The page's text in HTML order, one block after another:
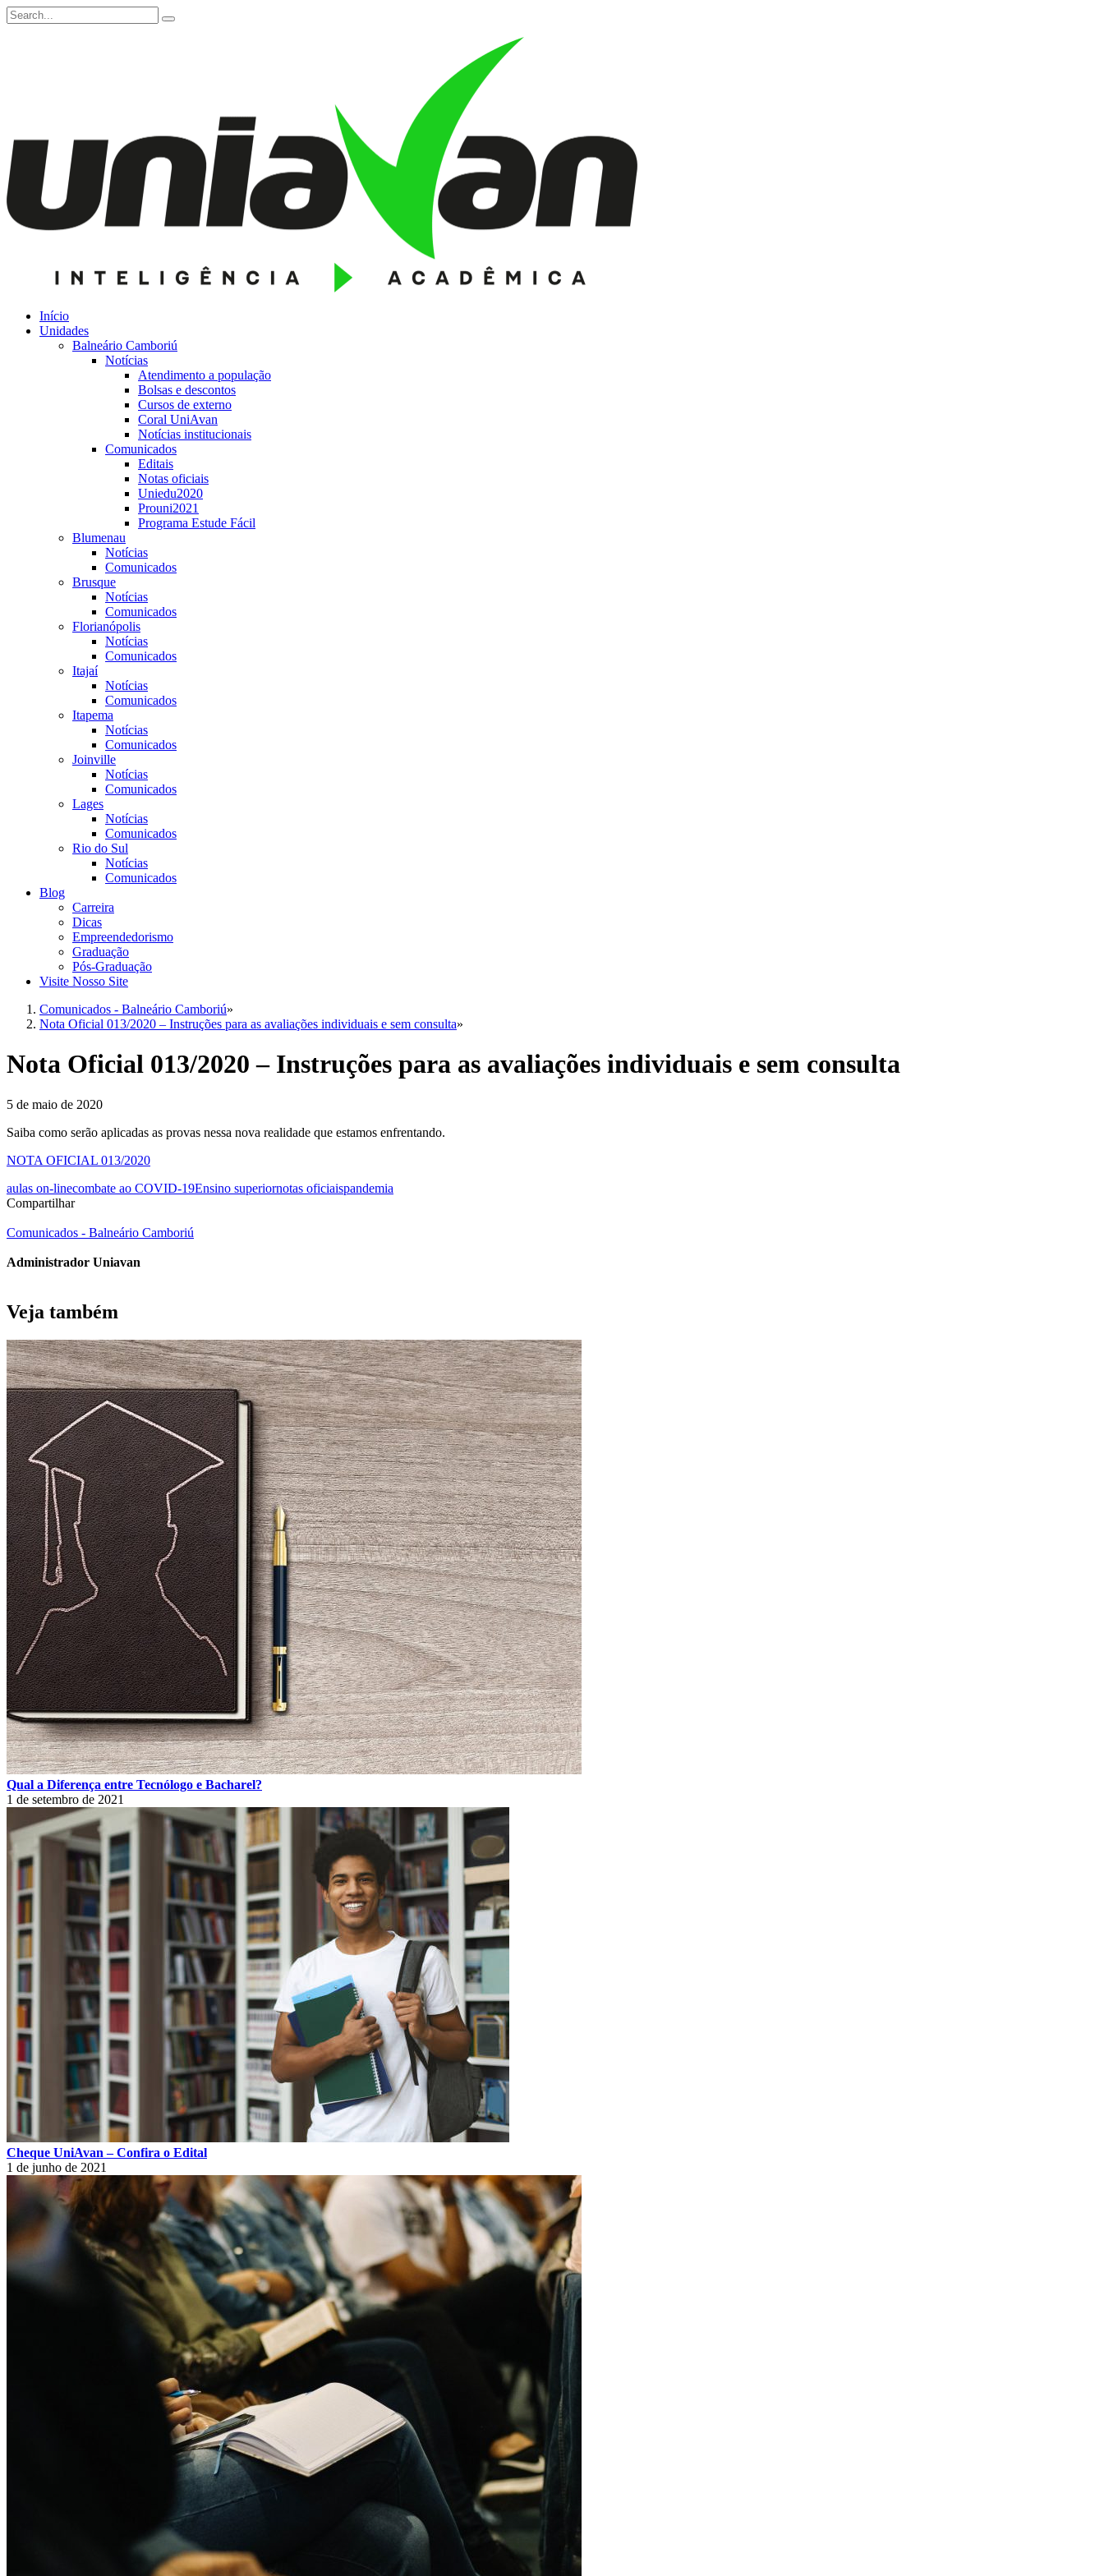
Início
Unidades
Balneário Camboriú
Notícias
Atendimento a população
Bolsas e descontos
Cursos de externo
Coral UniAvan
Notícias institucionais
Comunicados
Editais
Notas oficiais
Uniedu2020
Prouni2021
Programa Estude Fácil
Blumenau
Notícias
Comunicados
Brusque
Notícias
Comunicados
Florianópolis
Notícias
Comunicados
Itajaí
Notícias
Comunicados
Itapema
Notícias
Comunicados
Joinville
Notícias
Comunicados
Lages
Notícias
Comunicados
Rio do Sul
Notícias
Comunicados
Blog
Carreira
Dicas
Empreendedorismo
Graduação
Pós-Graduação
Visite Nosso Site
Comunicados - Balneário Camboriú»
Nota Oficial 013/2020 – Instruções para as avaliações individuais e sem consulta»
Nota Oficial 013/2020 – Instruções para as avaliações individuais e sem consulta
5 de maio de 2020
Saiba como serão aplicadas as provas nessa nova realidade que estamos enfrentando.
NOTA OFICIAL 013/2020
aulas on-linecombate ao COVID-19Ensino superiornotas oficiaispandemia
Compartilhar
Comunicados - Balneário Camboriú
Administrador Uniavan
Veja também
Qual a Diferença entre Tecnólogo e Bacharel?
1 de setembro de 2021
Cheque UniAvan – Confira o Edital
1 de junho de 2021